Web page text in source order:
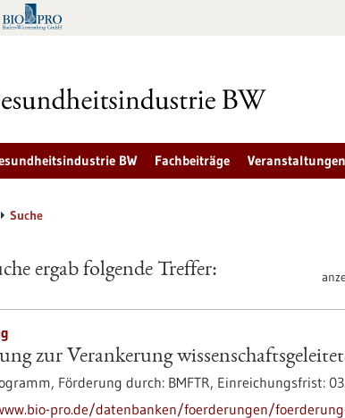
BW Fachbeiträge Veranstaltungen
Suche
ergab folgende Treffer:
zur Verankerung
Förderung durch: BMFTR, Einreichungsfrist:
pro.de/datenbanken/foerderungen/